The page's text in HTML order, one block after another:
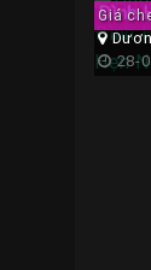
Giá
Đình
Hẹn
28-